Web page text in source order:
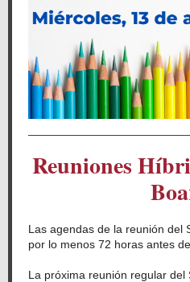
Reuniones
Las agendas de la reunión del
por lo menos 72 horas antes
La próxima reunión regular del